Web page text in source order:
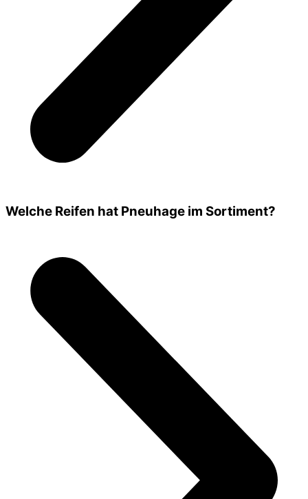
Welche Reifen hat Pneuhage im Sortiment?